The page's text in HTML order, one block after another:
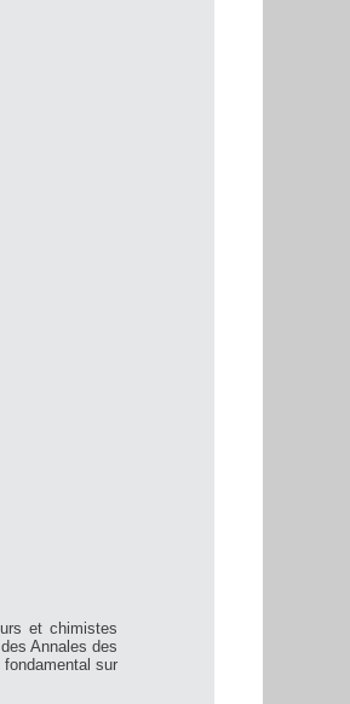
et chimistes
Annales des
sur